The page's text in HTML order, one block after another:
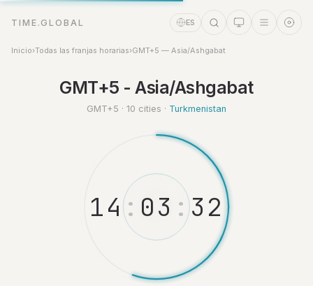
TIME.GLOBAL ES
Inicio›Todas las franjas horarias›GMT+5 — Asia/Ashgabat
GMT+5 - Asia/Ashgabat
GMT+5 · 10 cities · Turkmenistan
14: 03 :32
Asistente de tiempo
Online